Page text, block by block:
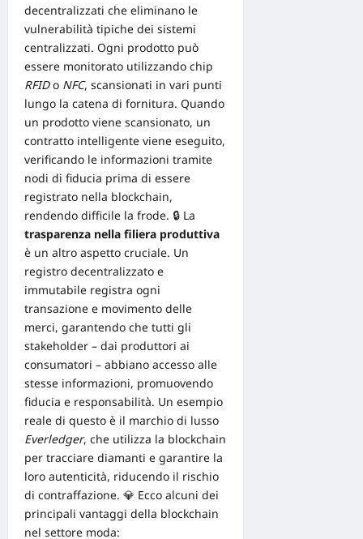
decentralizzati che eliminano le
vulnerabilità tipiche dei sistemi
centralizzati. Ogni prodotto può
essere monitorato utilizzando chip
RFIDo NFC, scansionati in vari punti
lungo la catena di fornitura. Quando
un prodotto viene scansionato, un
contratto intelligente viene eseguito,
verificando le informazioni tramite
nodi di fiducia prima di essere
registrato nella blockchain,
rendendo difficile la frode. 🔒 La
trasparenza nella filiera produttiva
è un altro aspetto cruciale. Un
registro decentralizzato e
immutabile registra ogni
transazione e movimento delle
merci, garantendo che tutti gli
stakeholder – dai produttori ai
consumatori – abbiano accesso alle
stesse informazioni, promuovendo
fiducia e responsabilità. Un esempio
reale di questo è il marchio di lusso
Everledger, che utilizza la blockchain
per tracciare diamanti e garantire la
loro autenticità, riducendo il rischio
di contraffazione. 💎 Ecco alcuni dei
principali vantaggi della blockchain
nel settore moda: